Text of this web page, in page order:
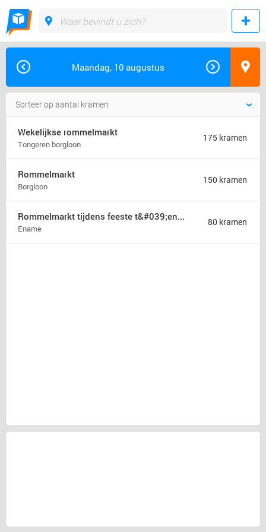
Maandag, 10 augustus
Wekelijkse rommelmarkt
Tongeren borgloon
175 kramen
Rommelmarkt
Borgloon
150 kramen
Rommelmarkt tijdens feeste t&#039;ename
Ename
80 kramen